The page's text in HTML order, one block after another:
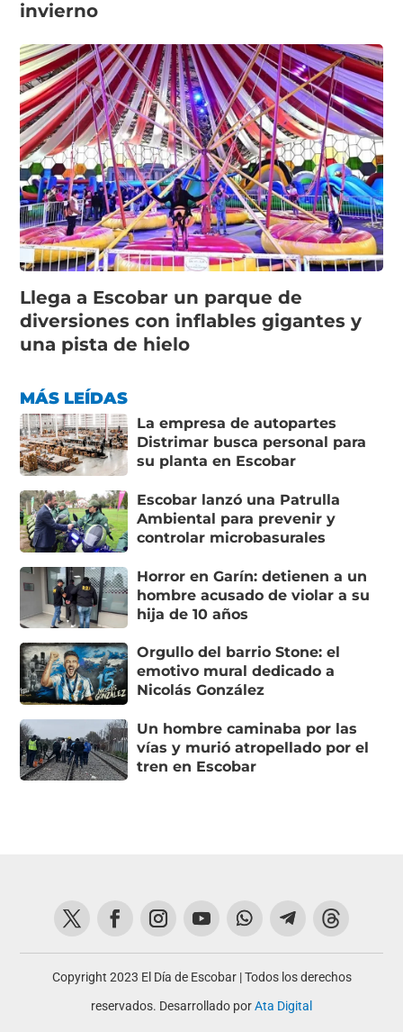
invierno
Llega a Escobar un parque de
diversiones con inflables gigantes y
una pista de hielo
MÁS LEÍDAS
La empresa de autopartes
Distrimar busca personal para
su planta en Escobar
Escobar lanzó una Patrulla
Ambiental para prevenir y
controlar microbasurales
Horror en Garín: detienen a un
hombre acusado de violar a su
hija de 10 años
Orgullo del barrio Stone: el
emotivo mural dedicado a
Nicolás González
Un hombre caminaba por las
vías y murió atropellado por el
tren en Escobar
Copyright 2023 El Día de Escobar | Todos los derechos
reservados. Desarrollado porAta Digital